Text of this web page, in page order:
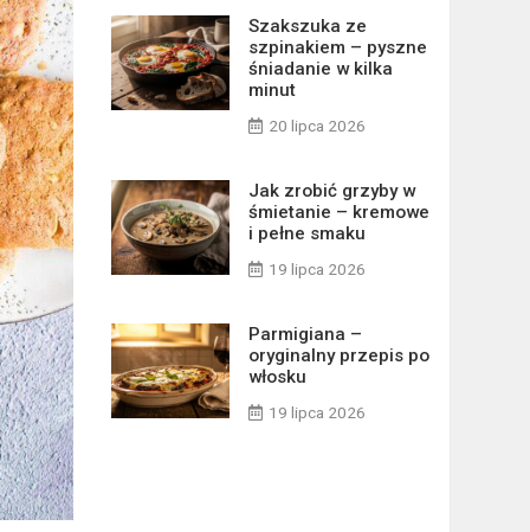
Szakszuka ze
szpinakiem – pyszne
śniadanie w kilka
minut
20 lipca 2026
Jak zrobić grzyby w
śmietanie – kremowe
i pełne smaku
19 lipca 2026
Parmigiana –
oryginalny przepis po
włosku
19 lipca 2026